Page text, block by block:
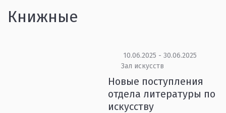
Книжные
10.06.2025 - 30.06.2025
Зал искусств
Новые поступления
отдела литературы по
искусству